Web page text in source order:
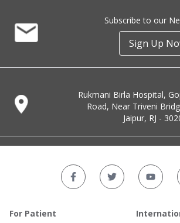
Subscribe to our
Sign Up
Rukmani Birla Hospital,
Road, Near Triveni
Jaipur, RJ -
For Patient